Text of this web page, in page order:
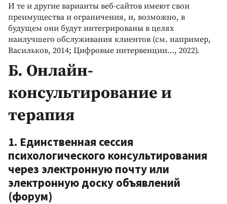
И те и другие варианты веб-сайтов имеют свои
преимущества и ограничения, и, возможно, в
будущем они будут интегрированы в целях
наилучшего обслуживания клиентов (см. например,
Васильков, 2014; Цифровые интервенции…, 2022).
Б. Онлайн-
консультирование и
терапия
1. Единственная сессия
психологического консультирования
через электронную почту или
электронную доску объявлений
(форум)